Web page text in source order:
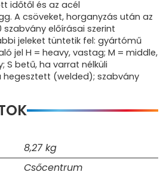
időtől és az acél
A csöveket, horganyzás után az
szabvány előírásai szerint
jeleket tüntetik fel: gyártómű
jel H = heavy, vastag; M = middle,
S betű, ha varrat nélküli
hegesztett (welded); szabvány
8,27 kg
Csőcentrum